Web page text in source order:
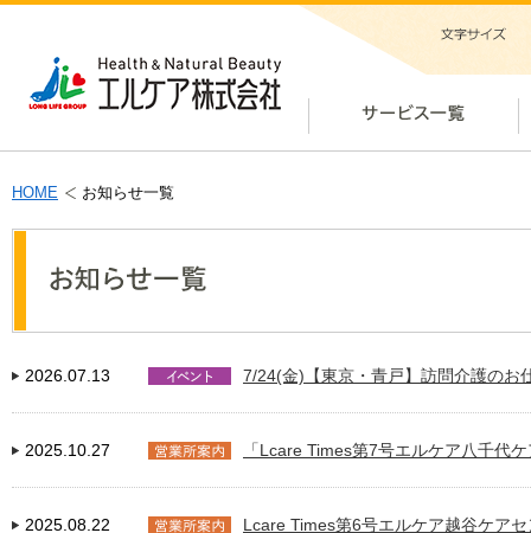
HOME お知らせ一覧
2026.07.13 7/24(金)【東京・青戸】訪問介護のお
2025.10.27 「Lcare Times第7号エルケア八千代
2025.08.22 Lcare Times第6号エルケア越谷ケア